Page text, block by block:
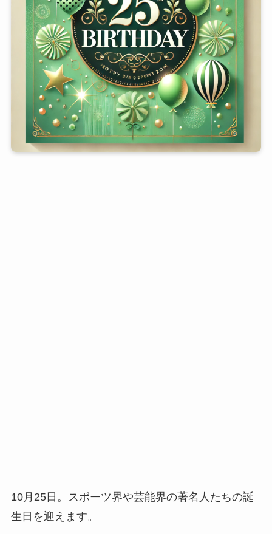
10月25日。スポーツ界や芸能界の著名人たちの誕
生日を迎えます。